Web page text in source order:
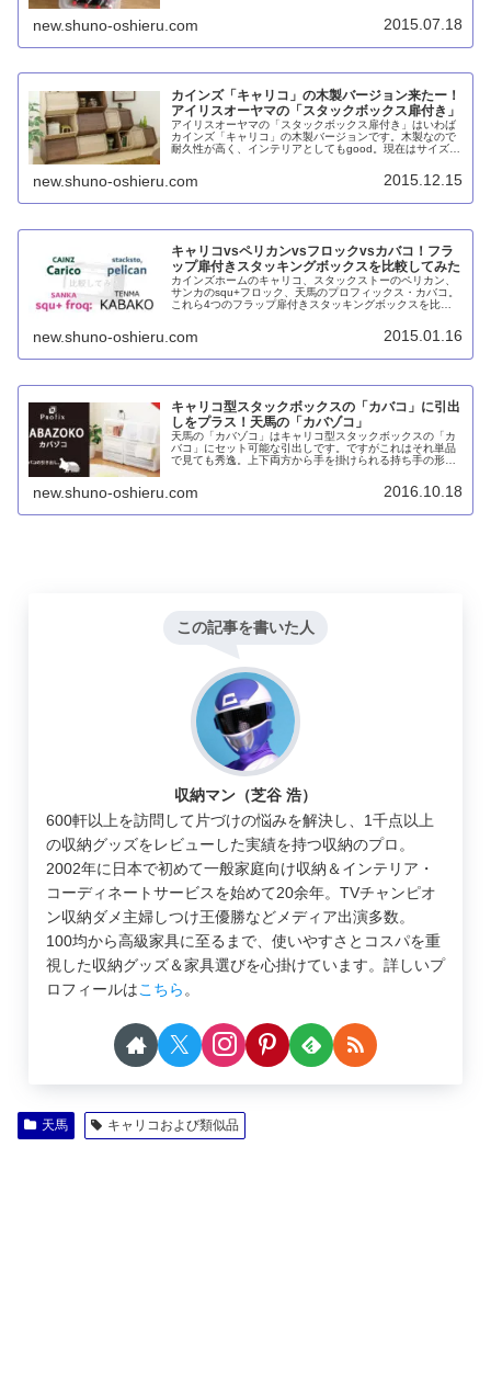
です。ペットボトル、ワイシャツ、Tシャツ、フェイスタ
オル、バスタオルなども入れてみました。分別ゴミ箱やコ
new.shuno-oshieru.com 2015.07.18
カインズ「キャリコ」の木製バージョン来たー！
アイリスオーヤマの「スタックボックス扉付き」
アイリスオーヤマの「スタックボックス扉付き」はいわば
カインズ「キャリコ」の木製バージョンです。木製なので
耐久性が高く、インテリアとしてもgood。現在はサイズ、
new.shuno-oshieru.com 2015.12.15
キャリコvsペリカンvsフロックvsカバコ！フラ
ップ扉付きスタッキングボックスを比較してみた
カインズホームのキャリコ、スタックストーのペリカン、
サンカのsqu+フロック、天馬のプロフィックス・カバコ。
これら4つのフラップ扉付きスタッキングボックスを比較
new.shuno-oshieru.com 2015.01.16
キャリコ型スタックボックスの「カバコ」に引出
しをプラス！天馬の「カバゾコ」
天馬の「カバゾコ」はキャリコ型スタックボックスの「カ
バコ」にセット可能な引出しです。ですがこれはそれ単品
で見ても秀逸。上下両方から手を掛けられる持ち手の形状
new.shuno-oshieru.com 2016.10.18
この記事を書いた人
収納マン（芝谷 浩）
600軒以上を訪問して片づけの悩みを解決し、1千点以上
の収納グッズをレビューした実績を持つ収納のプロ。
2002年に日本で初めて一般家庭向け収納＆インテリア・
コーディネートサービスを始めて20余年。TVチャンピオ
ン収納ダメ主婦しつけ王優勝などメディア出演多数。
100均から高級家具に至るまで、使いやすさとコスパを重
視した収納グッズ＆家具選びを心掛けています。詳しいプ
ロフィールはこちら 。
天馬 キャリコおよび類似品